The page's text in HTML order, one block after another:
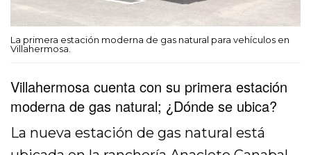
La primera estación moderna de gas natural para vehículos en
Villahermosa.
Villahermosa cuenta con su primera estación
moderna de gas natural; ¿Dónde se ubica?
La nueva estación de gas natural está